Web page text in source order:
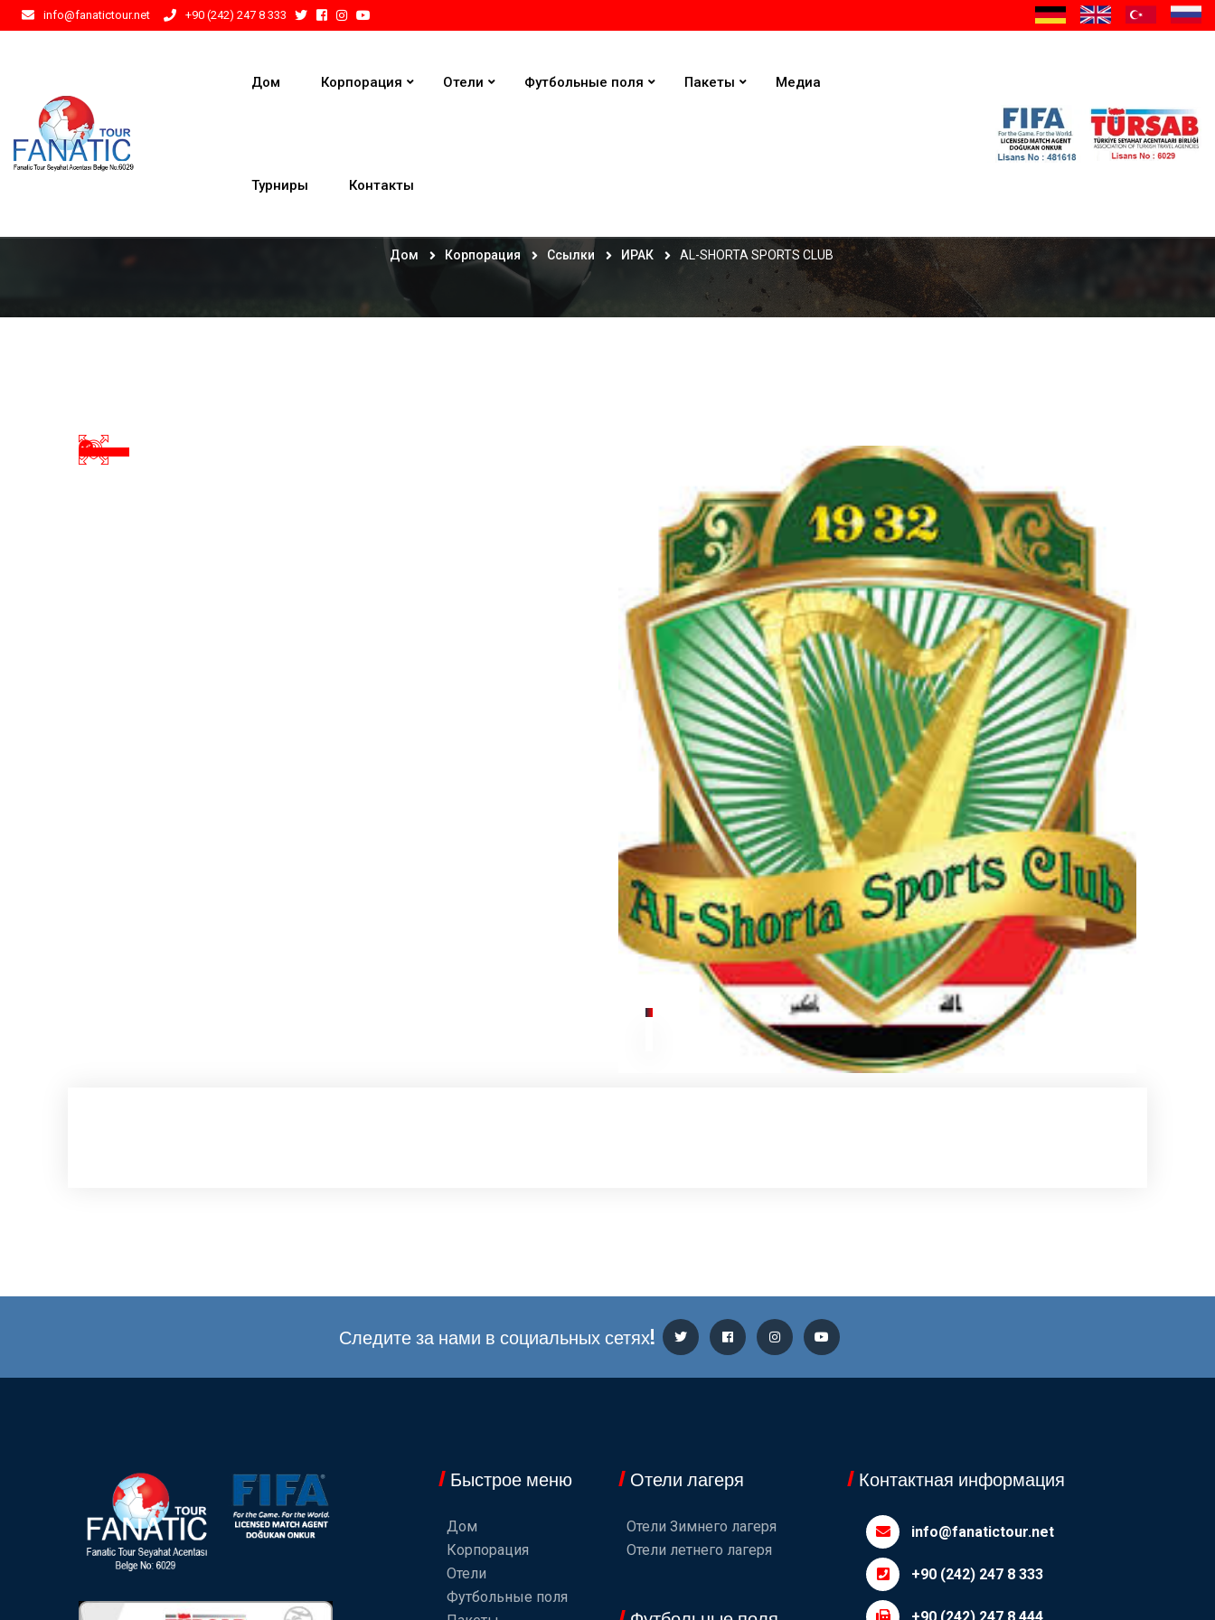
info@fanatictour.net +90 (242) 247 8 333
Дом Корпорация Отели Футбольные поля Пакеты Медиа
Турниры Контакты
Дом Корпорация Ссылки ИРАК AL-SHORTA SPORTS CLUB
Следите за нами в социальных сетях!
Быстрое меню
Дом
Корпорация
Отели
Футбольные поля
Отели лагеря
Отели Зимнего лагеря
Отели летнего лагеря
Контактная информация
info@fanatictour.net
+90 (242) 247 8 333
+90 (242) 247 8 444